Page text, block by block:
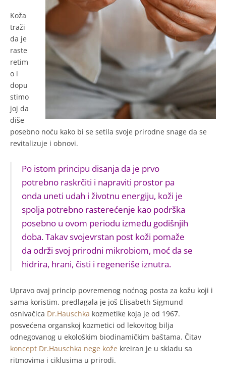
Koža
traži
da je
raste
retim
o i
dopu
stimo
joj da
diše
posebno noću kako bi se setila svoje prirodne snage da se
revitalizuje i obnovi.
Po istom principu disanja da je prvo
potrebno raskrčiti i napraviti prostor pa
onda uneti udah i životnu energiju, koži je
spolja potrebno rasterećenje kao podrška
posebno u ovom periodu između godišnjih
doba. Takav svojevrstan post koži pomaže
da održi svoj prirodni mikrobiom, moć da se
hidrira, hrani, čisti i regeneriše iznutra.
Upravo ovaj princip povremenog noćnog posta za kožu koji i
sama koristim, predlagala je još Elisabeth Sigmund
osnivačica Dr.Hauschka kozmetike koja je od 1967.
posvećena organskoj kozmetici od lekovitog bilja
odnegovanog u ekološkim biodinamičkim baštama. Čitav
koncept Dr.Hauschka nege kože kreiran je u skladu sa
ritmovima i ciklusima u prirodi.